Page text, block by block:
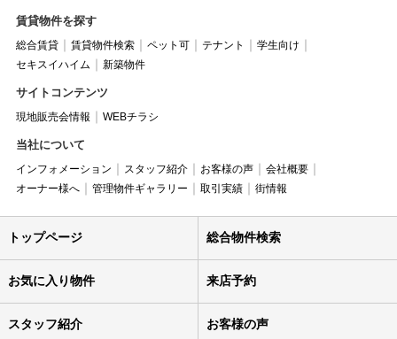
賃貸物件を探す
総合賃貸 賃貸物件検索 ペット可 テナント
学生向け
セキスイハイム
新築物件
サイトコンテンツ
現地販売会情報 WEBチラシ
当社について
インフォメーション スタッフ紹介 お客様の声
会社概要
オーナー様へ
管理物件ギャラリー 取引実績 街情報
トップページ 総合物件検索
お気に入り物件 来店予約
スタッフ紹介 お客様の声